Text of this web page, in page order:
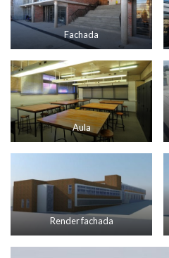
Fachada
Aula
Render fachada